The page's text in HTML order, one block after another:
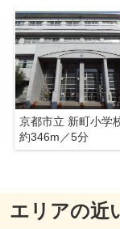
京都市立 新町小学
約346m／5分
エリアの近